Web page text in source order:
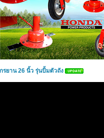
ยาน 26 นิ้ว รุ่นปั้มตัวถัง